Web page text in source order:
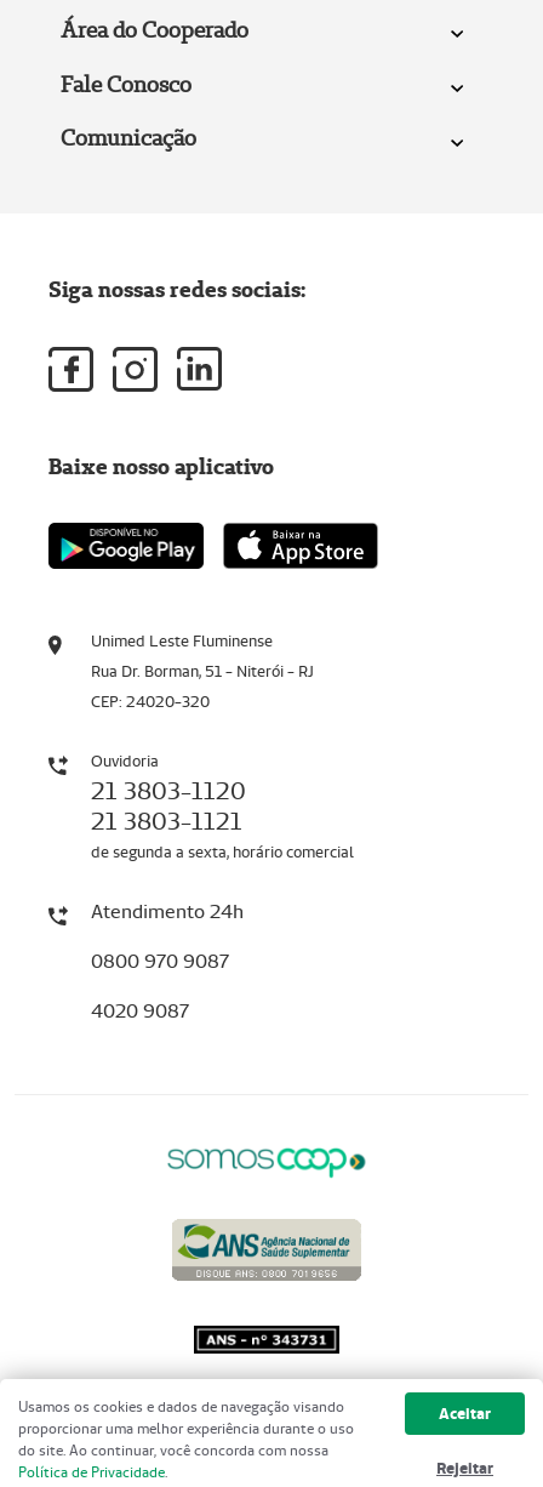
Área do Cooperado
Fale Conosco
Comunicação
Unimed Leste Fluminense
Rua Dr. Borman, 51 - Niterói - RJ
CEP: 24020-320
Ouvidoria
21 3803-1120
21 3803-1121
de segunda a sexta, horário comercial
Atendimento 24h
0800 970 9087
4020 9087
Siga nossas redes sociais:
Baixe nosso aplicativo
Copyright 2001 - 2026 Unimed do
Brasil - Todos os direitos reservados
Usamos os cookies e dados de navegação visando
proporcionar uma melhor experiência durante o uso
do site. Ao continuar, você concorda com nossa
Política de Privacidade.
Aceitar
Rejeitar